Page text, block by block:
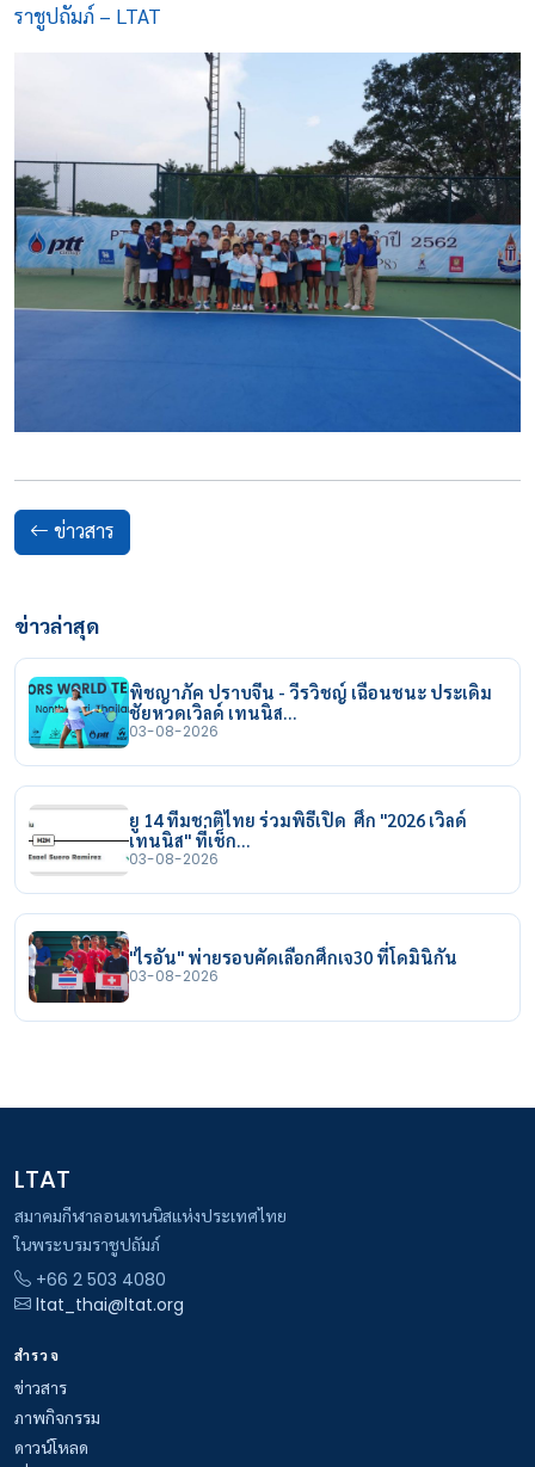
ราชูปถัมภ์ – LTAT
ข่าวสาร
ข่าวล่าสุด
พิชญาภัค ปราบจีน - วีรวิชญ์ เฉือนชนะ ประเดิม
ชัยหวดเวิลด์ เทนนิส…
03-08-2026
ยู 14 ทีมชาติไทย ร่วมพิธีเปิด ศึก "2026 เวิลด์
เทนนิส" ที่เช็ก…
03-08-2026
"ไรอัน" พ่ายรอบคัดเลือกศึกเจ30 ที่โดมินิกัน
03-08-2026
LTAT
สมาคมกีฬาลอนเทนนิสแห่งประเทศไทย
ในพระบรมราชูปถัมภ์
+66 2 503 4080
ltat_thai@ltat.org
สำรวจ
ข่าวสาร
ภาพกิจกรรม
ดาวน์โหลด